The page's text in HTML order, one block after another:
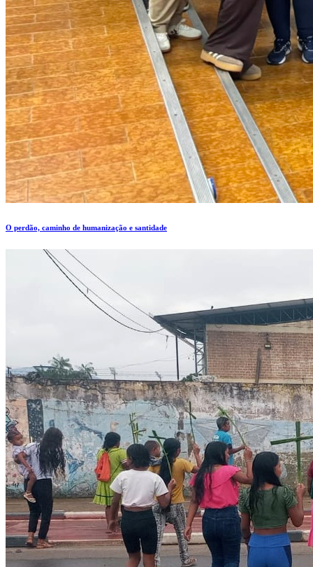
O perdão, caminho de humanização e santidade